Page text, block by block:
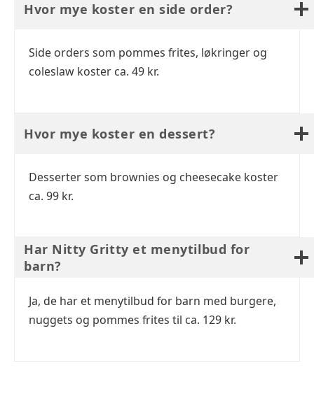
Hvor mye koster en side order?
Side orders som pommes frites, løkringer og
coleslaw koster ca. 49 kr.
Hvor mye koster en dessert?
Desserter som brownies og cheesecake koster
ca. 99 kr.
Har Nitty Gritty et menytilbud for
barn?
Ja, de har et menytilbud for barn med burgere,
nuggets og pommes frites til ca. 129 kr.